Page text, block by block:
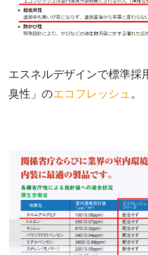
エスネルデザインで標準採
臭性」のエコフレッシュ 。